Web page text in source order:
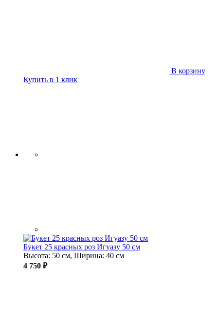
В корзину
Купить в 1 клик
Букет 25 красных роз Игуазу 50 см
Высота: 50 см, Ширина: 40 см
4 750 ₽